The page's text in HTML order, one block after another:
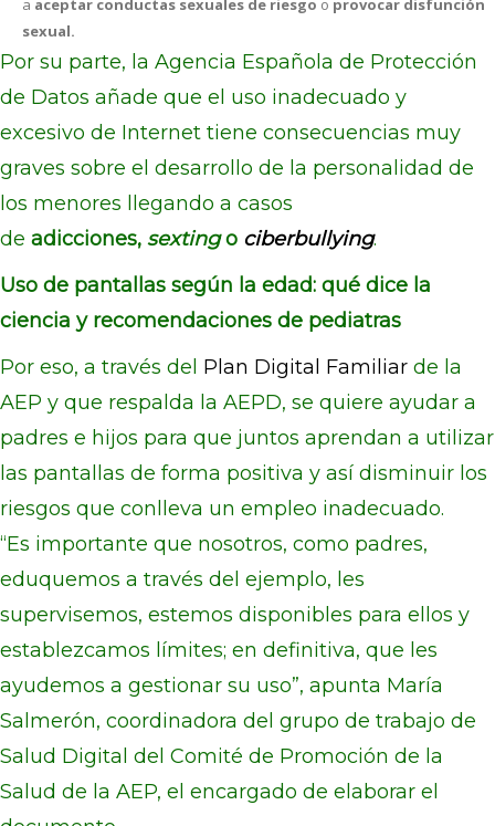
a aceptar conductas sexuales de riesgo o provocar disfunción
sexual.
Por su parte, la Agencia Española de Protección
de Datos añade que el uso inadecuado y
excesivo de Internet tiene consecuencias muy
graves sobre el desarrollo de la personalidad de
los menores llegando a casos
de adicciones, sextingo ciberbullying.
Uso de pantallas según la edad: qué dice la
ciencia y recomendaciones de pediatras
Por eso, a través del Plan Digital Familiar de la
AEP y que respalda la AEPD, se quiere ayudar a
padres e hijos para que juntos aprendan a utilizar
las pantallas de forma positiva y así disminuir los
riesgos que conlleva un empleo inadecuado.
“Es importante que nosotros, como padres,
eduquemos a través del ejemplo, les
supervisemos, estemos disponibles para ellos y
establezcamos límites; en definitiva, que les
ayudemos a gestionar su uso”, apunta María
Salmerón, coordinadora del grupo de trabajo de
Salud Digital del Comité de Promoción de la
Salud de la AEP, el encargado de elaborar el